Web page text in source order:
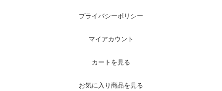
プライバシーポリシー
マイアカウント
カートを見る
お気に入り商品を見る